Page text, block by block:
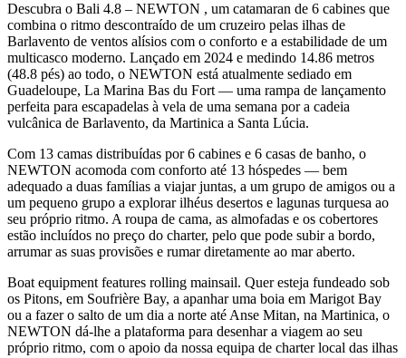
Descubra o Bali 4.8 – NEWTON , um catamaran de 6 cabines que
combina o ritmo descontraído de um cruzeiro pelas ilhas de
Barlavento de ventos alísios com o conforto e a estabilidade de um
multicasco moderno. Lançado em 2024 e medindo 14.86 metros
(48.8 pés) ao todo, o NEWTON está atualmente sediado em
Guadeloupe, La Marina Bas du Fort — uma rampa de lançamento
perfeita para escapadelas à vela de uma semana por a cadeia
vulcânica de Barlavento, da Martinica a Santa Lúcia.
Com 13 camas distribuídas por 6 cabines e 6 casas de banho, o
NEWTON acomoda com conforto até 13 hóspedes — bem
adequado a duas famílias a viajar juntas, a um grupo de amigos ou a
um pequeno grupo a explorar ilhéus desertos e lagunas turquesa ao
seu próprio ritmo. A roupa de cama, as almofadas e os cobertores
estão incluídos no preço do charter, pelo que pode subir a bordo,
arrumar as suas provisões e rumar diretamente ao mar aberto.
Boat equipment features rolling mainsail. Quer esteja fundeado sob
os Pitons, em Soufrière Bay, a apanhar uma boia em Marigot Bay
ou a fazer o salto de um dia a norte até Anse Mitan, na Martinica, o
NEWTON dá-lhe a plataforma para desenhar a viagem ao seu
próprio ritmo, com o apoio da nossa equipa de charter local das ilhas